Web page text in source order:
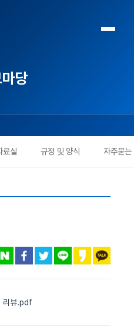
당
료실 규정 및 양식 자주묻는
리뷰.pdf